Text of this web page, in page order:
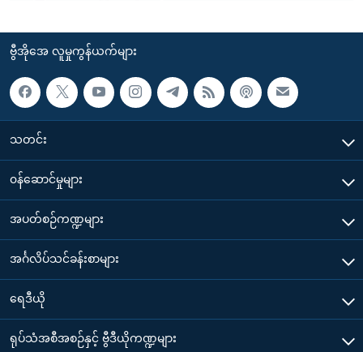
ဗွီအိုအေ လူမှုကွန်ယက်များ
သတင်း
၀န်ဆောင်မှုများ
အပတ်စဉ်ကဏ္ဍများ
အင်္ဂလိပ်သင်ခန်းစာများ
ရေဒီယို
ရုပ်သံအစီအစဉ်နှင့် ဗွီဒီယိုကဏ္ဍများ